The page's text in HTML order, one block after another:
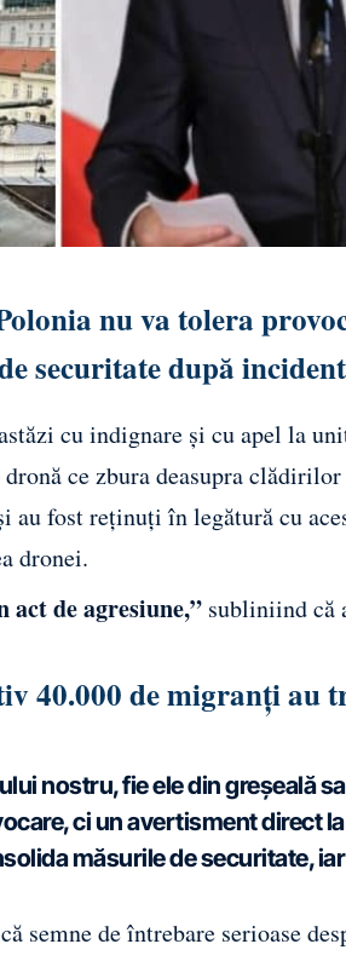
nu va tolera
securitate după
cu indignare şi cu apel la
ce zbura deasupra
au fost reţinuţi în legătură cu
dronei.
act de agresiune,” subliniind că
40.000 de migranți au
nostru, fie ele din greşeală
ci un avertisment direct
măsurile de securitate,
de întrebare serioase